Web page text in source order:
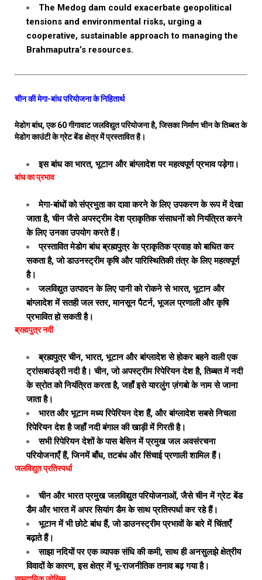
The Medog dam could exacerbate geopolitical
tensions and environmental risks, urging a
cooperative, sustainable approach to managing the
Brahmaputra’s resources.
चीन की मेगा-बांध परियोजना के निहितार्थ
मेडोग बांध, एक 60 गीगावाट जलविद्युत परियोजना है, जिसका निर्माण चीन के तिब्बत के
मेडोग काउंटी के ग्रेट बेंड क्षेत्र में प्रस्तावित है।
इस बांध का भारत, भूटान और बांग्लादेश पर महत्वपूर्ण प्रभाव पड़ेगा।
बांध का प्रभाव
मेगा-बांधों को संप्रभुता का दावा करने के लिए उपकरण के रूप में देखा
जाता है, चीन जैसे अपस्ट्रीम देश प्राकृतिक संसाधनों को नियंत्रित करने
के लिए उनका उपयोग करते हैं।
प्रस्तावित मेडोग बांध ब्रह्मपुत्र के प्राकृतिक प्रवाह को बाधित कर
सकता है, जो डाउनस्ट्रीम कृषि और पारिस्थितिकी तंत्र के लिए महत्वपूर्ण
है।
जलविद्युत उत्पादन के लिए पानी को रोकने से भारत, भूटान और
बांग्लादेश में सतही जल स्तर, मानसून पैटर्न, भूजल प्रणाली और कृषि
प्रभावित हो सकती है।
ब्रह्मपुत्र नदी
ब्रह्मपुत्र चीन, भारत, भूटान और बांग्लादेश से होकर बहने वाली एक
ट्रांसबाउंड्री नदी है। चीन, जो अपस्ट्रीम रिपेरियन देश है, तिब्बत में नदी
के स्रोत को नियंत्रित करता है, जहाँ इसे यारलुंग ज़ंगबो के नाम से जाना
जाता है।
भारत और भूटान मध्य रिपेरियन देश हैं, और बांग्लादेश सबसे निचला
रिपेरियन देश है जहाँ नदी बंगाल की खाड़ी में गिरती है।
सभी रिपेरियन देशों के पास बेसिन में प्रमुख जल अवसंरचना
परियोजनाएँ हैं, जिनमें बाँध, तटबंध और सिंचाई प्रणाली शामिल हैं।
जलविद्युत प्रतिस्पर्धा
चीन और भारत प्रमुख जलविद्युत परियोजनाओं, जैसे चीन में ग्रेट बेंड
डैम और भारत में अपर सियांग डैम के साथ प्रतिस्पर्धा कर रहे हैं।
भूटान में भी छोटे बांध हैं, जो डाउनस्ट्रीम प्रभावों के बारे में चिंताएँ
बढ़ाते हैं।
साझा नदियों पर एक व्यापक संधि की कमी, साथ ही अनसुलझे क्षेत्रीय
विवादों के कारण, इस क्षेत्र में भू-राजनीतिक तनाव बढ़ गया है।